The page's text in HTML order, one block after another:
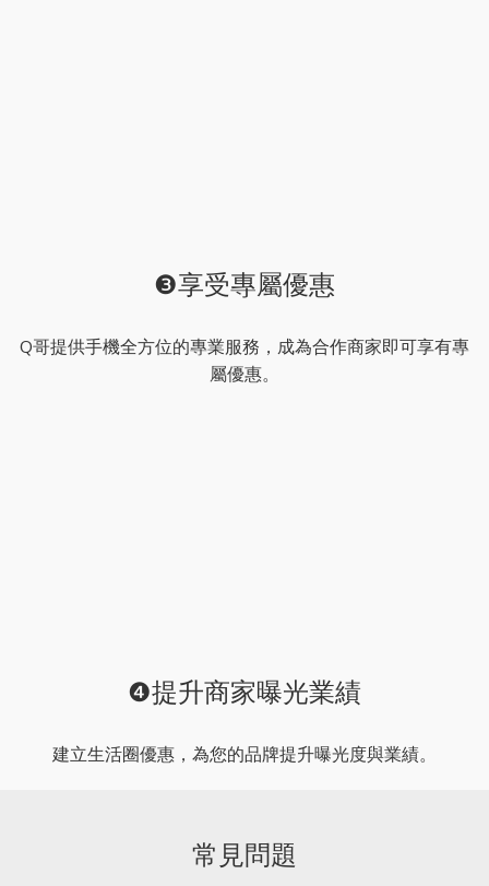
❸享受專屬優惠
Q哥提供手機全方位的專業服務，成為合作商家即可享有專
屬優惠。
❹提升商家曝光業績
建立生活圈優惠，為您的品牌提升曝光度與業績。
常見問題